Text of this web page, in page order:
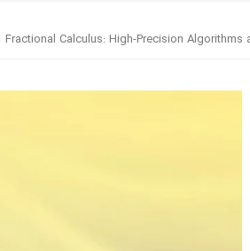
Fractional Calculus: High-Precision